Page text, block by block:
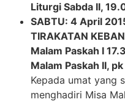
Liturgi Sabda II,
SABTU: 4 April
TIRAKATAN
Malam Paskah I
Malam Paskah II,
Kepada umat yang
menghadiri Misa